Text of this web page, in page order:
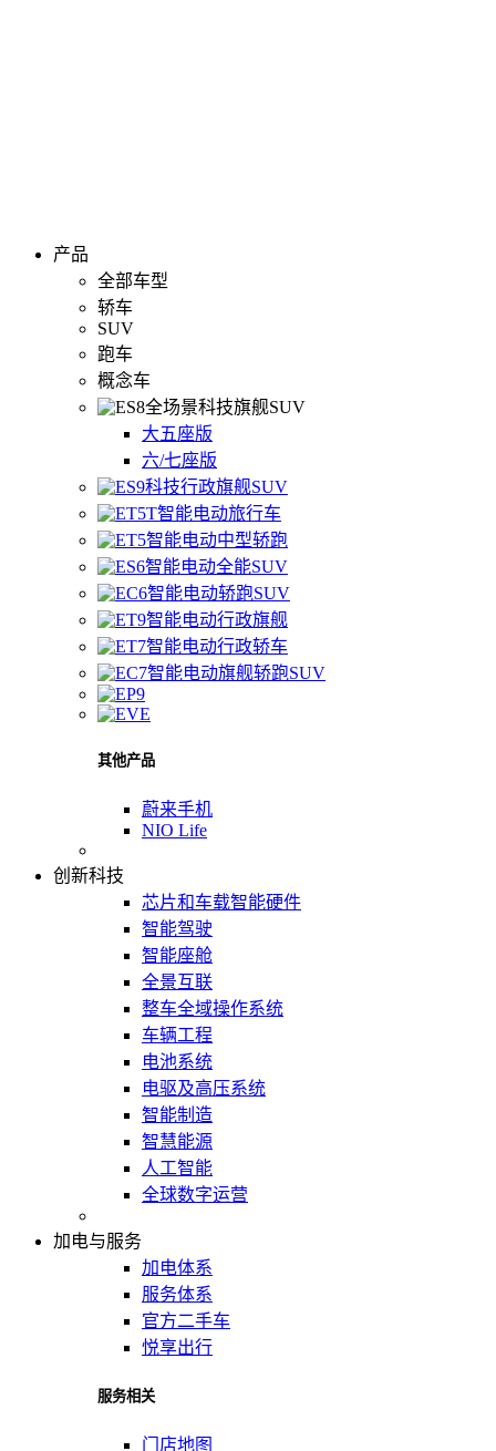
产品
全部车型
轿车
SUV
跑车
概念车
全场景科技旗舰SUV
大五座版
六/七座版
科技行政旗舰SUV
智能电动旅行车
智能电动中型轿跑
智能电动全能SUV
智能电动轿跑SUV
智能电动行政旗舰
智能电动行政轿车
智能电动旗舰轿跑SUV
其他产品
蔚来手机
NIO Life
创新科技
芯片和车载智能硬件
智能驾驶
智能座舱
全景互联
整车全域操作系统
车辆工程
电池系统
电驱及高压系统
智能制造
智慧能源
人工智能
全球数字运营
加电与服务
加电体系
服务体系
官方二手车
悦享出行
服务相关
门店地图